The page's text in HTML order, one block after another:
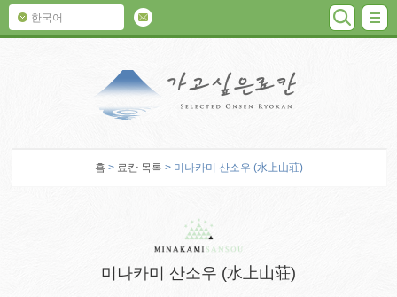
한국어 검색
홈 > 료칸 목록 > 미나카미 산소우 (水上山荘)
미나카미 산소우 (水上山荘)